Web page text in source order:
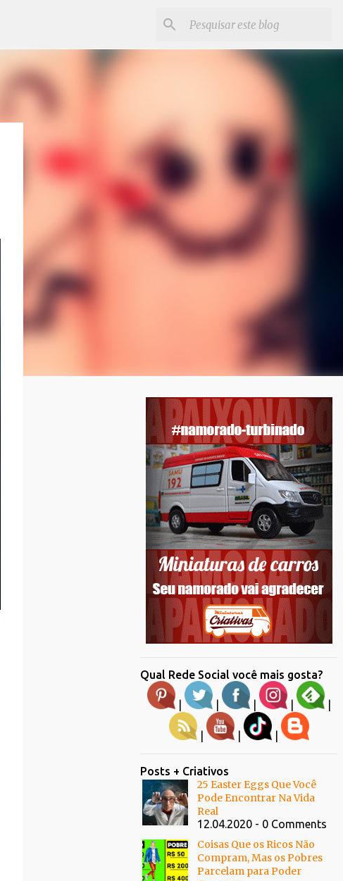
Qual Rede Social você mais gosta?
| | | | |
| | |
Posts + Criativos
25 Easter Eggs Que Você
Pode Encontrar Na Vida
Real
12.04.2020 - 0 Comments
Coisas Que os Ricos Não
Compram, Mas os Pobres
Parcelam para Poder